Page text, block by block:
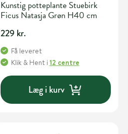
Kunstig potteplante Stuebirk
Ficus Natasja Grøn H40 cm
229 kr.
Få leveret
Klik & Hent i 12 centre
Læg i kurv